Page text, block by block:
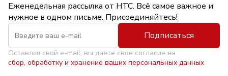
Еженедельная рассылка от НТС. Всё самое важное и
нужное в одном письме. Присоединяйтесь!
Подписаться
Оставляя свой e-mail, вы даете свое согласие на
сбор, обработку и хранение ваших персональных данных